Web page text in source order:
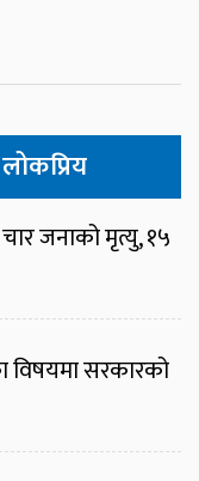
लोकप्रिय
जनाको मृत्यु, १५
विषयमा सरकारको